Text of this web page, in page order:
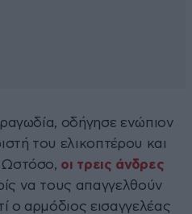
οδήγησε ενώπιον
του ελικοπτέρου και
Ωστόσο, οι τρεις άνδρες
να τους απαγγελθούν
ο αρμόδιος εισαγγελέας